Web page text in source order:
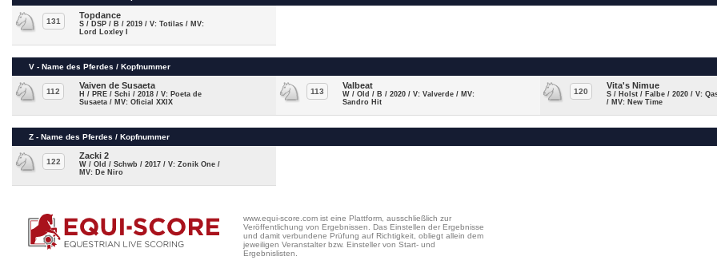
131
Topdance
S / DSP / B / 2019 / V: Totilas / MV:
Lord Loxley I
V - Name des Pferdes / Kopfnummer
112
Vaiven de Susaeta
H / PRE / Schi / 2018 / V: Poeta de
Susaeta / MV: Oficial XXIX
113
Valbeat
W / Old / B / 2020 / V: Valverde / MV:
Sandro Hit
120
Vita's Nimue
S / Holst / Falbe / 2020 / V:
/ MV: New Time
Z - Name des Pferdes / Kopfnummer
122
Zacki 2
W / Old / Schwb / 2017 / V: Zonik One /
MV: De Niro
www.equi-score.com ist eine Plattform, ausschließlich zur
Veröffentlichung von Ergebnissen. Das Einstellen der Ergebnisse
und damit verbundene Prüfung auf Richtigkeit, obliegt allein dem
jeweiligen Veranstalter bzw. Einsteller von Start- und
Ergebnislisten.